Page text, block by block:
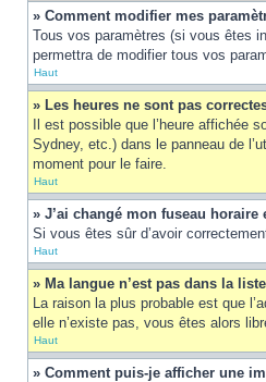
» Comment modifier mes
Tous vos paramètres (si vous êtes
permettra de modifier tous vos
Haut
» Les heures ne sont pas
Il est possible que l’heure
Sydney, etc.) dans le panneau de
moment pour le faire.
Haut
» J’ai changé mon fuseau horaire
Si vous êtes sûr d’avoir
Haut
» Ma langue n’est pas dans la
La raison la plus probable est que
elle n’existe pas, vous êtes alors
Haut
» Comment puis-je afficher une